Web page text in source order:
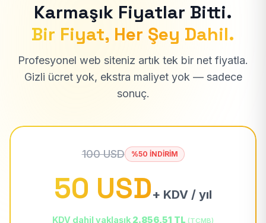
Karmaşık Fiyatlar Bitti.
Bir Fiyat, Her Şey Dahil.
Profesyonel web siteniz artık tek bir net fiyatla.
Gizli ücret yok, ekstra maliyet yok — sadece
sonuç.
100 USD %50 İNDİRİM
50 USD+ KDV / yıl
KDV dahil yaklaşık 2.856,51 TL (TCMB)